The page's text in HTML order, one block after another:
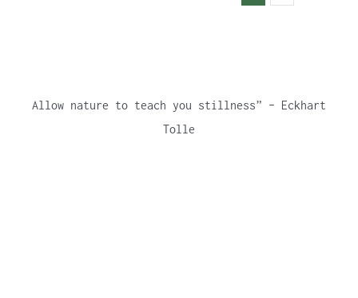
Allow nature to teach you stillness” – Eckhart
Tolle